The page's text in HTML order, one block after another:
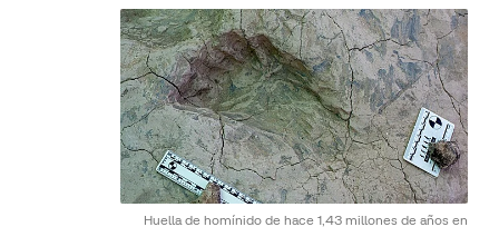
Huella de homínido de hace 1,43 millones de años en